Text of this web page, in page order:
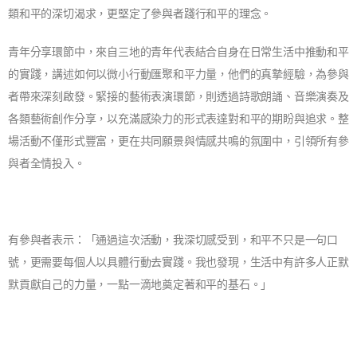
類和平的深切渴求，更堅定了參與者踐行和平的理念。
青年分享環節中，來自三地的青年代表結合自身在日常生活中推動和平
的實踐，講述如何以微小行動匯聚和平力量，他們的真摯經驗，為參與
者帶來深刻啟發。緊接的藝術表演環節，則透過詩歌朗誦、音樂演奏及
各類藝術創作分享，以充滿感染力的形式表達對和平的期盼與追求。整
場活動不僅形式豐富，更在共同願景與情感共鳴的氛圍中，引領所有參
與者全情投入。
有參與者表示：「通過這次活動，我深切感受到，和平不只是一句口
號，更需要每個人以具體行動去實踐。我也發現，生活中有許多人正默
默貢獻自己的力量，一點一滴地奠定著和平的基石。」